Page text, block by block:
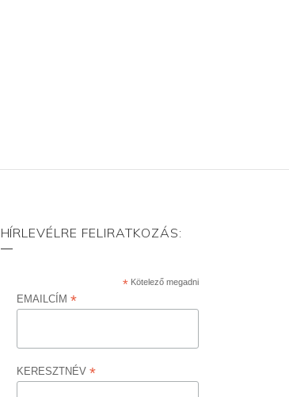
HÍRLEVÉLRE FELIRATKOZÁS:
*Kötelező megadni
EMAILCÍM *
KERESZTNÉV *